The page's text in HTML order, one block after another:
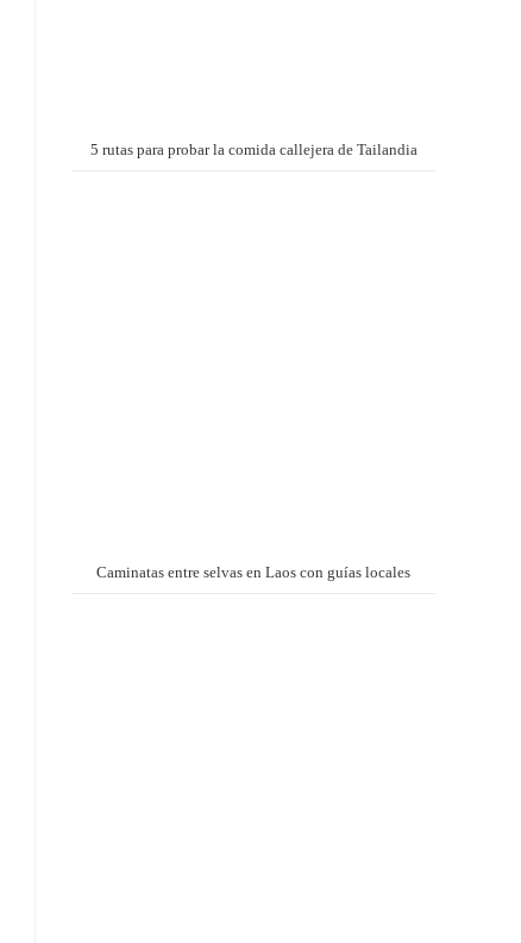
5 rutas para probar la comida callejera de Tailandia
Caminatas entre selvas en Laos con guías locales